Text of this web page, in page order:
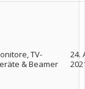
TV-
& Beamer
24.